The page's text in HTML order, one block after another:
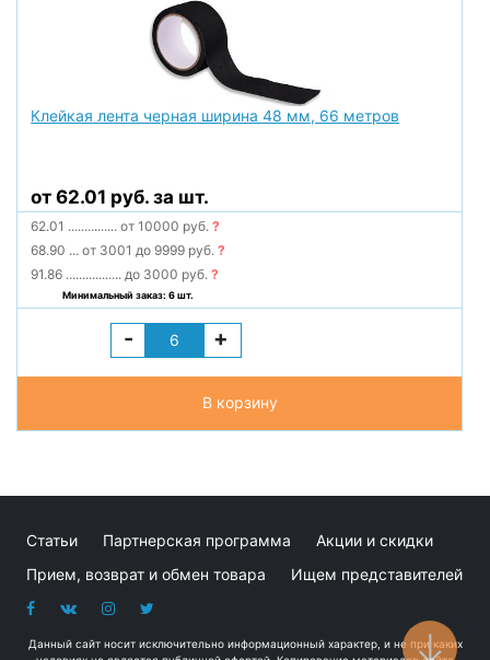
Клейкая лента черная ширина 48 мм, 66 метров
от 62.01 руб. за шт.
62.01 ............... от 10000 руб.?
68.90 ... от 3001 до 9999 руб.?
91.86 ................. до 3000 руб.?
Минимальный заказ: 6 шт.
- +
В корзину
Статьи Партнерская программа
Акции и скидки
Прием, возврат и обмен товара
Ищем представителей
Данный сайт носит исключительно информационный характер, и не при каких